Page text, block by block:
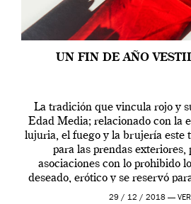
UN FIN DE AÑO
La tradición que vincula rojo y
Edad Media; relacionado con la
lujuria, el fuego y la brujería este
para las prendas exteriores,
asociaciones con lo prohibido
deseado, erótico y se reservó
ropa […]
29 / 12 / 2018 —